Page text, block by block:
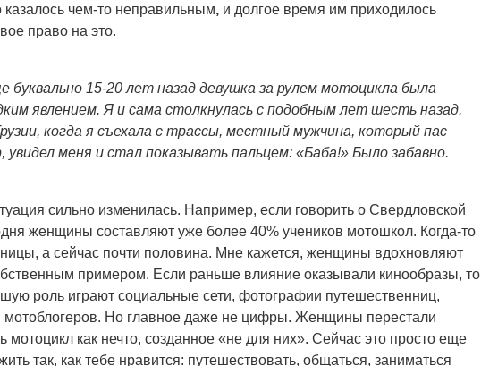
казалось чем-то неправильным, и долгое время им приходилось
право на это.
буквально 15-20 лет назад девушка за рулем мотоцикла была
явлением. Я и сама столкнулась с подобным лет шесть назад.
когда я съехала с трассы, местный мужчина, который пас
увидел меня и стал показывать пальцем: «Баба!» Было забавно.
сильно изменилась. Например, если говорить о Свердловской
женщины составляют уже более 40% учеников мотошкол. Когда-то
а сейчас почти половина. Мне кажется, женщины вдохновляют
примером. Если раньше влияние оказывали кинообразы, то
роль играют социальные сети, фотографии путешественниц,
мотоблогеров. Но главное даже не цифры. Женщины перестали
мотоцикл как нечто, созданное «не для них». Сейчас это просто еще
так, как тебе нравится: путешествовать, общаться, заниматься